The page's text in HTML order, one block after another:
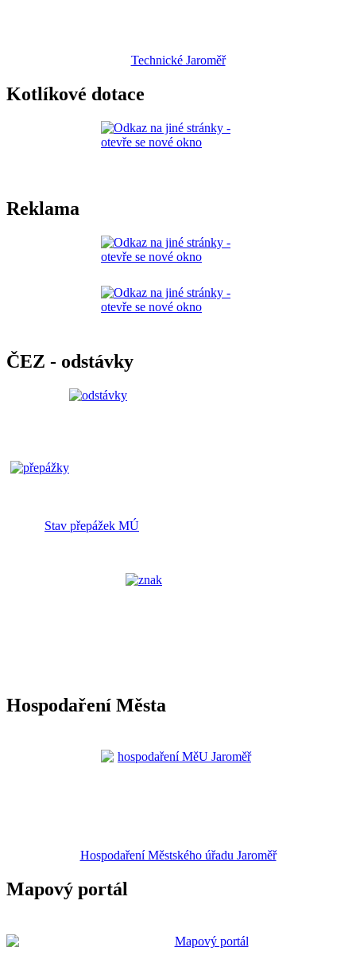
Technické Jaroměř
Kotlíkové dotace
Reklama
ČEZ - odstávky
Stav přepážek MÚ
Hospodaření Města
Hospodaření Městského úřadu Jaroměř
Mapový portál